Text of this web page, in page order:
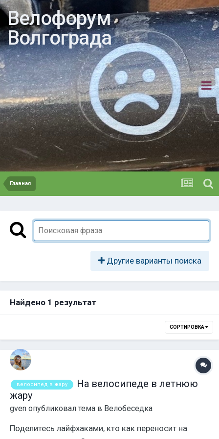
Велофорум
Волгограда
Главная
Другие варианты поиска
Найдено 1 результат
СОРТИРОВКА
велосипед в жару
На велосипеде в летнюю
жару
gven опубликовал тема в Велобеседка
Поделитесь лайфхаками, кто как переносит на